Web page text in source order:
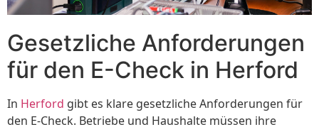
Gesetzliche Anforderungen
für den E-Check in Herford
In Herford gibt es klare gesetzliche Anforderungen für
den E-Check. Betriebe und Haushalte müssen ihre